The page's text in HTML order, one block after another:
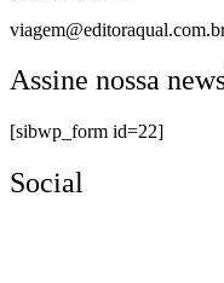
Assine nossa
[sibwp_form id=22]
Social